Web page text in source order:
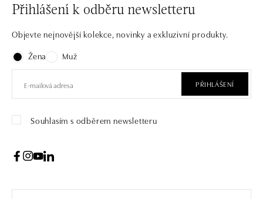
Přihlášení k odběru newsletteru
Objevte nejnovější kolekce, novinky a exkluzivní produkty.
Žena
Muž
PŘIHLÁŠENÍ
Souhlasím s odběrem newsletteru